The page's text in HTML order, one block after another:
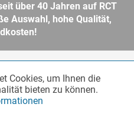
über 40 Jahren auf RCT
Auswahl, hohe Qualität,
nicht anders beschrieben.
öffentliche Institute und
des § 14 BGB. Kein Verkauf an
Aktiv
Cookies, um Ihnen die
bieten zu können.